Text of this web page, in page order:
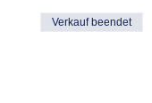
Verkauf beendet